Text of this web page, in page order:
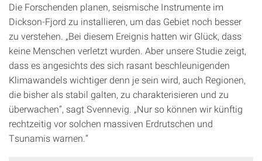
Die Forschenden planen, seismische Instrumente im
Dickson-Fjord zu installieren, um das Gebiet noch besser
zu verstehen. „Bei diesem Ereignis hatten wir Glück, dass
keine Menschen verletzt wurden. Aber unsere Studie zeigt,
dass es angesichts des sich rasant beschleunigenden
Klimawandels wichtiger denn je sein wird, auch Regionen,
die bisher als stabil galten, zu charakterisieren und zu
überwachen“, sagt Svennevig. „Nur so können wir künftig
rechtzeitig vor solchen massiven Erdrutschen und
Tsunamis warnen.“